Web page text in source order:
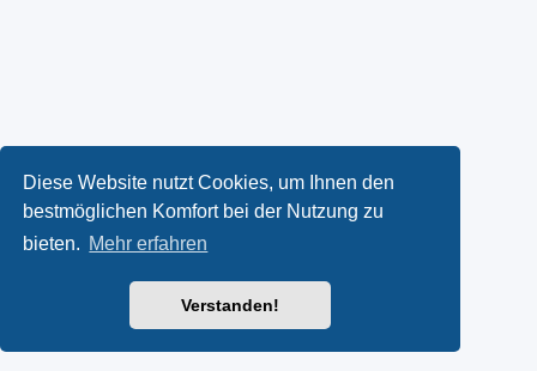
Diese Website nutzt Cookies, um Ihnen den
bestmöglichen Komfort bei der Nutzung zu
bieten. Mehr erfahren
Verstanden!